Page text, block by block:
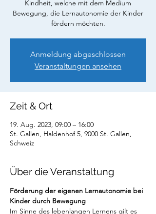
Kindheit, welche mit dem Medium
Bewegung, die Lernautonomie der Kinder
fördern möchten.
Anmeldung abgeschlossen
Veranstaltungen ansehen
Zeit & Ort
19. Aug. 2023, 09:00 – 16:00
St. Gallen, Haldenhof 5, 9000 St. Gallen,
Schweiz
Über die Veranstaltung
Förderung der eigenen Lernautonomie bei
Kinder durch Bewegung
Im Sinne des lebenlangen Lernens gilt es